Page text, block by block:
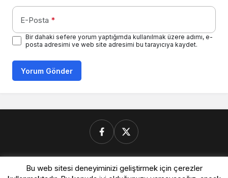
E-Posta *
Bir dahaki sefere yorum yaptığımda kullanılmak üzere adımı, e-
posta adresimi ve web site adresimi bu tarayıcıya kaydet.
Yorum Gönder
Donanimforum.com
Bu web sitesi deneyiminizi geliştirmek için çerezler